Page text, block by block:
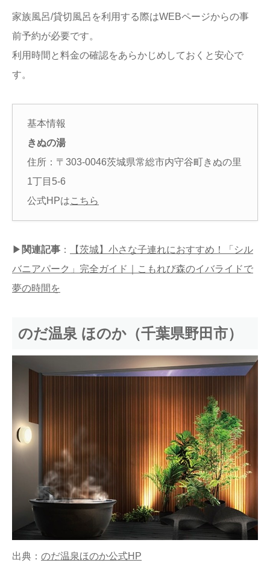
家族風呂/貸切風呂を利用する際はWEBページからの事
前予約が必要です。
利用時間と料金の確認をあらかじめしておくと安心で
す。
基本情報
きぬの湯
住所：〒303-0046茨城県常総市内守谷町きぬの里
1丁目5-6
公式HPはこちら
▶ 関連記事 ：
【茨城】小さな子連れにおすすめ！「シル
バニアパーク」完全ガイド｜こもれび森のイバライドで
夢の時間を
のだ温泉 ほのか（千葉県野田市）
出典： のだ温泉ほのか公式HP